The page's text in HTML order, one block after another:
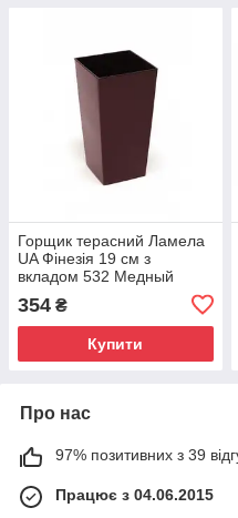
Горщик терасний Ламела
UA Фінезія 19 см з
вкладом 532 Медный
354 ₴
Купити
Про нас
97% позитивних з 39
Працює з 04.06.2015